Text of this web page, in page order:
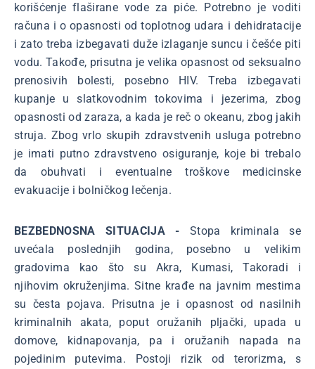
korišćenje flaširane vode za piće. Potrebno je voditi
računa i o opasnosti od toplotnog udara i dehidratacije
i zato treba izbegavati duže izlaganje suncu i češće piti
vodu. Takođe, prisutna je velika opasnost od seksualno
prenosivih bolesti, posebno HIV. Treba izbegavati
kupanje u slatkovodnim tokovima i jezerima, zbog
opasnosti od zaraza, a kada je reč o okeanu, zbog jakih
struja. Zbog vrlo skupih zdravstvenih usluga potrebno
je imati putno zdravstveno osiguranje, koje bi trebalo
da obuhvati i eventualne troškove medicinske
evakuacije i bolničkog lečenja.
BEZBEDNOSNA SITUACIJA -Stopa kriminala se
uvećala poslednjih godina, posebno u velikim
gradovima kao što su Akra, Kumasi, Takoradi i
njihovim okruženjima. Sitne krađe na javnim mestima
su česta pojava. Prisutna je i opasnost od nasilnih
kriminalnih akata, poput oružanih pljački, upada u
domove, kidnapovanja, pa i oružanih napada na
pojedinim putevima. Postoji rizik od terorizma, s